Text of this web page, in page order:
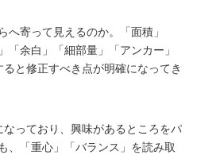
へ寄って見えるのか。「面積」
「余白」「細部量」「アンカー」
と修正すべき点が明確になってき
っており、興味があるところをパ
、「重心」「バランス」を読み取